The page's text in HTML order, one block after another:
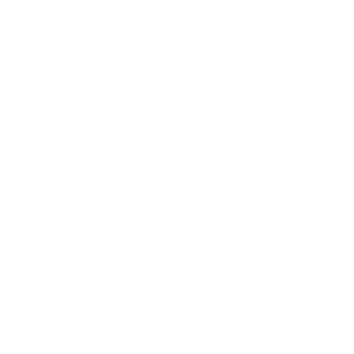
ありません。
です。
ず変更すること